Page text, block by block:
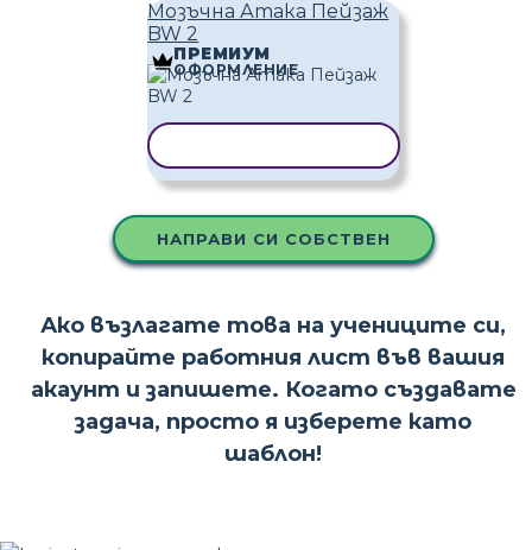
Мозъчна Атака Пейзаж
BW 2
ПРЕМИУМ
ОФОРМЛЕНИЕ
НАПРАВИ СИ СОБСТВЕН
Ако възлагате това на учениците си,
копирайте работния лист във вашия
акаунт и запишете. Когато създавате
задача, просто я изберете като
шаблон!